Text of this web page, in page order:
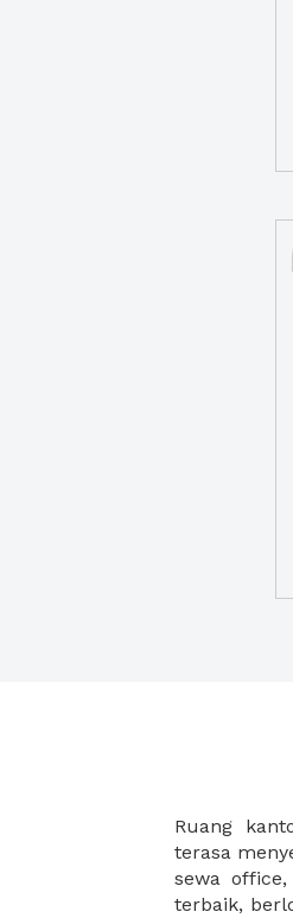
Ruang
terasa
sewa
terbaik,
legalitas
pendirian
Sewa